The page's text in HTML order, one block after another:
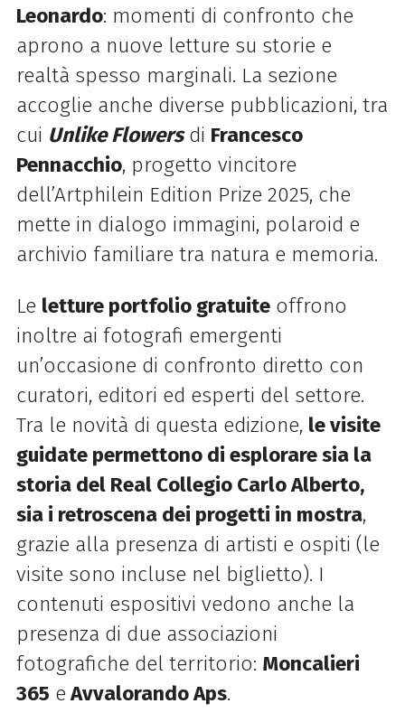
Leonardo: momenti di confronto che
aprono a nuove letture su storie e
realtà spesso marginali. La sezione
accoglie anche diverse pubblicazioni, tra
cui Unlike Flowersdi Francesco
Pennacchio, progetto vincitore
dell’Artphilein Edition Prize 2025, che
mette in dialogo immagini, polaroid e
archivio familiare tra natura e memoria.
Le letture portfolio gratuiteoffrono
inoltre ai fotografi emergenti
un’occasione di confronto diretto con
curatori, editori ed esperti del settore.
Tra le novità di questa edizione, le visite
guidate permettono di esplorare sia la
storia del Real Collegio Carlo Alberto,
sia i retroscena dei progetti in mostra,
grazie alla presenza di artisti e ospiti (le
visite sono incluse nel biglietto). I
contenuti espositivi vedono anche la
presenza di due associazioni
fotografiche del territorio: Moncalieri
365 eAvvalorando Aps.